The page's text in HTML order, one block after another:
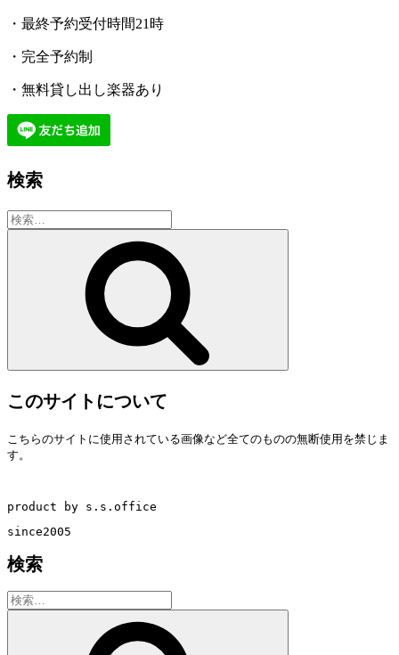
・最終予約受付時間21時
・完全予約制
・無料貸し出し楽器あり
検索
検
索:
このサイトについて
こちらのサイトに使用されている画像など全てのものの無断使用を禁じま
す。
product by s.s.office
since2005
検索
検
索: